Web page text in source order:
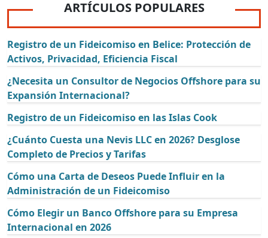
ARTÍCULOS POPULARES
Registro de un Fideicomiso en Belice: Protección de
Activos, Privacidad, Eficiencia Fiscal
¿Necesita un Consultor de Negocios Offshore para su
Expansión Internacional?
Registro de un Fideicomiso en las Islas Cook
¿Cuánto Cuesta una Nevis LLC en 2026? Desglose
Completo de Precios y Tarifas
Cómo una Carta de Deseos Puede Influir en la
Administración de un Fideicomiso
Cómo Elegir un Banco Offshore para su Empresa
Internacional en 2026